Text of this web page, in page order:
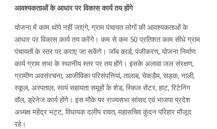
आवश्यकताओं के आधार पर विकास कार्य तय होंगे
योजना में काम थोपे नहीं जाएंगे, ग्राम पंचायत लोगों की आवश्यकताओं के
आधार पर विकास कार्य तय करेंगे। कम से कम 50 प्रतिशत काम सीधे ग्राम
पंचायतों के स्तर पर कराए जा सकेंगे। जॉब कार्ड, पंजीकरण, योजना निर्माण
कार्य ग्राम सभा के स्थानीय स्तर पर तय होंगे। इसके अलावा जल संरक्षण,
ग्रामीण अवसंरचना, आजीविका परिसंपत्तियां, तालाब, चेकडैम, सड़क, नाली,
स्कूल, अस्पताल, स्वयं सहायता समूहों के शेड, स्किल सेंटर, हाट, रिटेनिंग
वॉल, ड्रेनेज कार्य होंगे। इस मौके पर राज्यसभा सांसद एवं भाजपा प्रदेश
अध्यक्ष महेंद्र भट्ट, विधायक दलीप रावत, महासचिव कुंदन परिहार मौजूद
रहे।